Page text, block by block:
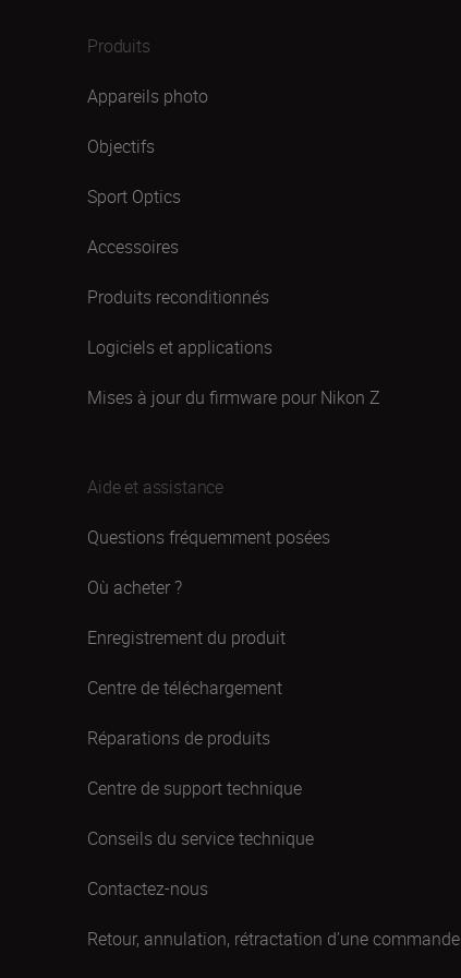
Produits
Appareils photo
Objectifs
Sport Optics
Accessoires
Produits reconditionnés
Logiciels et applications
Mises à jour du firmware pour Nikon Z
Aide et assistance
Questions fréquemment posées
Où acheter ?
Enregistrement du produit
Centre de téléchargement
Réparations de produits
Centre de support technique
Conseils du service technique
Contactez-nous
Retour, annulation, rétractation d’une commande